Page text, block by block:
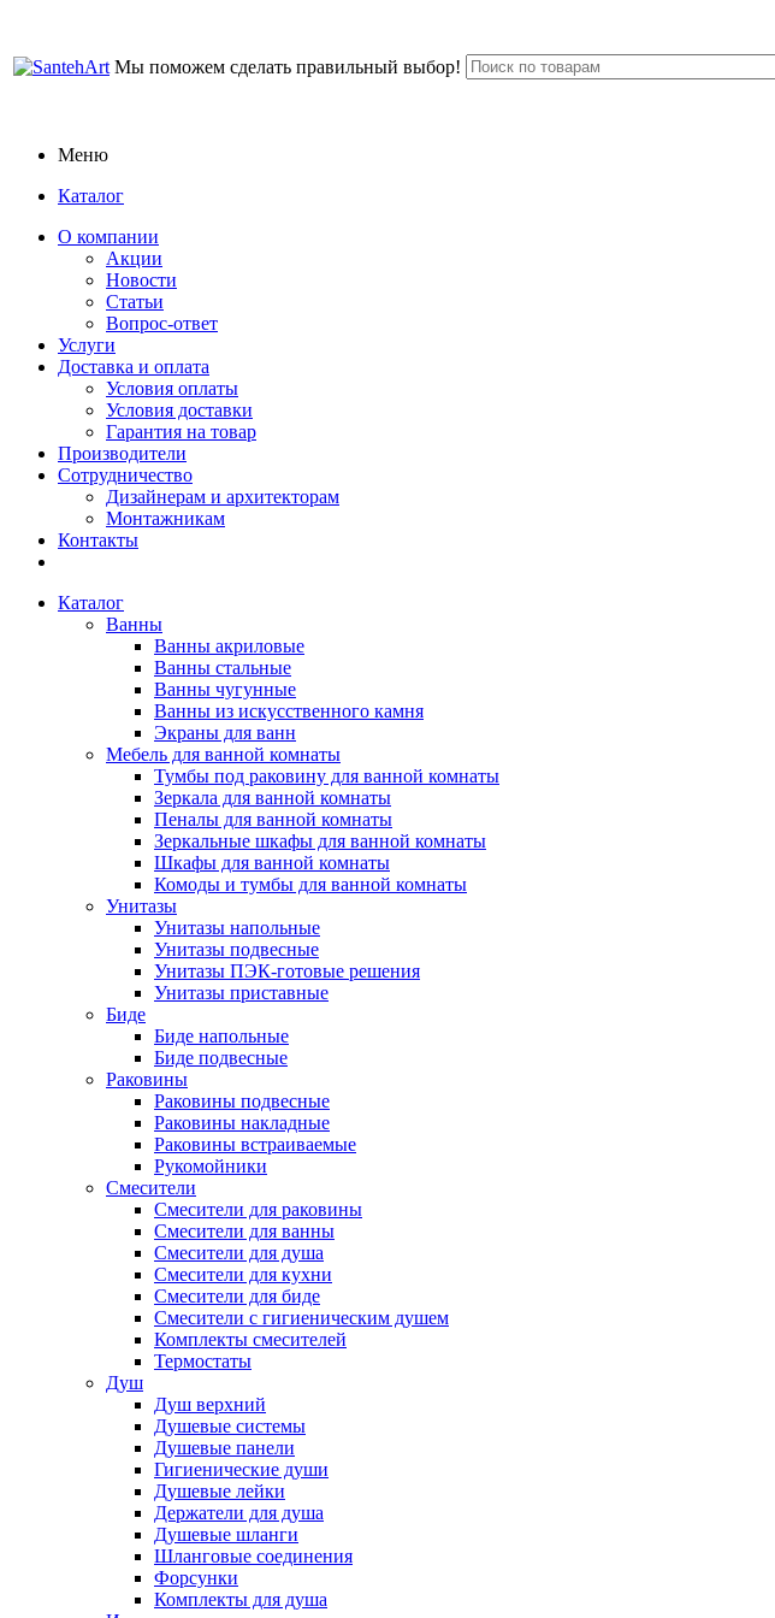
Мы поможем сделать правильный выбор!
Меню
Каталог
О компании
Акции
Новости
Статьи
Вопрос-ответ
Услуги
Доставка и оплата
Условия оплаты
Условия доставки
Гарантия на товар
Производители
Сотрудничество
Дизайнерам и архитекторам
Монтажникам
Контакты
Каталог
Ванны
Ванны акриловые
Ванны стальные
Ванны чугунные
Ванны из искусственного камня
Экраны для ванн
Мебель для ванной комнаты
Тумбы под раковину для ванной комнаты
Зеркала для ванной комнаты
Пеналы для ванной комнаты
Зеркальные шкафы для ванной комнаты
Шкафы для ванной комнаты
Комоды и тумбы для ванной комнаты
Унитазы
Унитазы напольные
Унитазы подвесные
Унитазы ПЭК-готовые решения
Унитазы приставные
Биде
Биде напольные
Биде подвесные
Раковины
Раковины подвесные
Раковины накладные
Раковины встраиваемые
Рукомойники
Смесители
Смесители для раковины
Смесители для ванны
Смесители для душа
Смесители для кухни
Смесители для биде
Смесители с гигиеническим душем
Комплекты смесителей
Термостаты
Душ
Душ верхний
Душевые системы
Душевые панели
Гигиенические души
Душевые лейки
Держатели для душа
Душевые шланги
Шланговые соединения
Форсунки
Комплекты для душа